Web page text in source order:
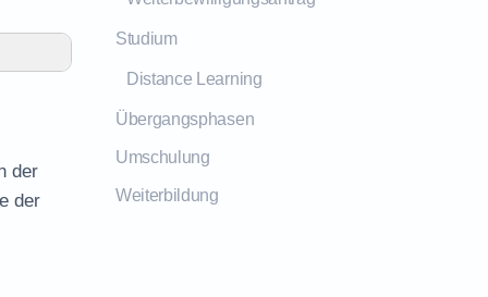
der
der
Studium
Distance Learning
Übergangsphasen
Umschulung
Weiterbildung